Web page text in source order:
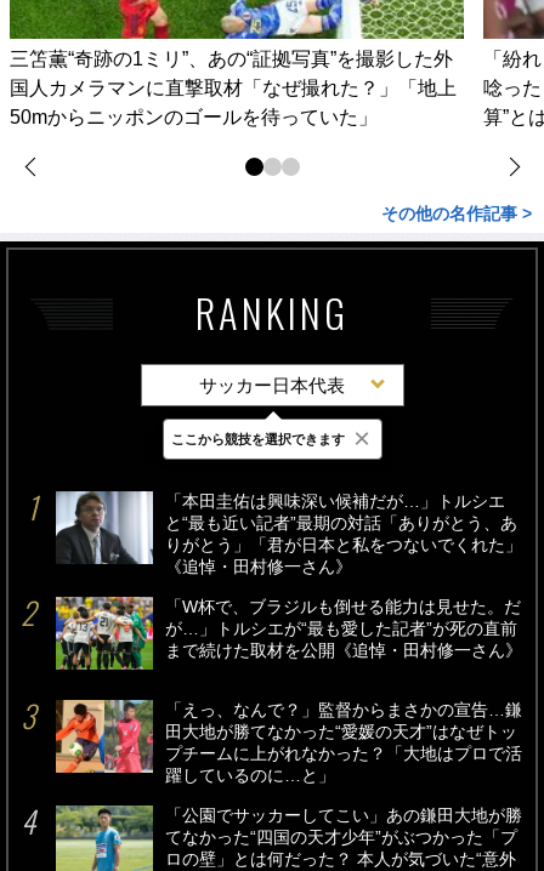
三笘薫“奇跡の1ミリ”、あの“証拠写真”を撮影した外
国人カメラマンに直撃取材「なぜ撮れた？」「地上
50mからニッポンのゴールを待っていた」
「紛
唸っ
算”と
その他の名作記事 >
RANKING
サッカー日本代表
最新 24時間 週間
「本田圭佑は興味深い候補だが…」トルシエ
と“最も近い記者”最期の対話「ありがとう、あ
りがとう」「君が日本と私をつないでくれた」
《追悼・田村修一さん》
「W杯で、ブラジルも倒せる能力は見せた。だ
が…」トルシエが“最も愛した記者”が死の直前
まで続けた取材を公開《追悼・田村修一さん》
「えっ、なんで？」監督からまさかの宣告…鎌
田大地が勝てなかった“愛媛の天才”はなぜトッ
プチームに上がれなかった？「大地はプロで活
躍しているのに…と」
「公園でサッカーしてこい」あの鎌田大地が勝
てなかった“四国の天才少年”がぶつかった「プ
ロの壁」とは何だった？ 本人が気づいた“意外
ここから競技を選択できます ×